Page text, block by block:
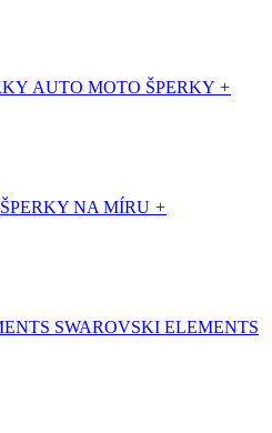
AUTO MOTO ŠPERKY +
ŠPERKY NA MÍRU +
SWAROVSKI ELEMENTS